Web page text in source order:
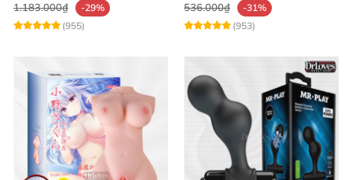
1.183.000₫
-29%
(955)
536.000₫
-31%
(953)